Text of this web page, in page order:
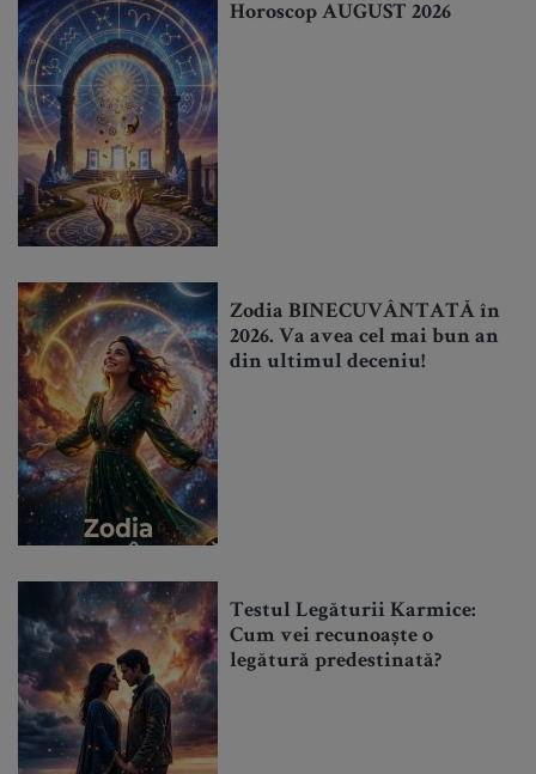
Horoscop AUGUST 2026
Zodia BINECUVÂNTATĂ în
2026. Va avea cel mai bun an
din ultimul deceniu!
Testul Legăturii Karmice:
Cum vei recunoaște o
legătură predestinată?